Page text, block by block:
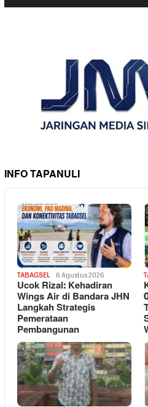
INFO TAPANULI
TABAGSEL 6 Agustus 2026
Ucok Rizal: Kehadiran
Wings Air di Bandara JHN
Langkah Strategis
Pemerataan
Pembangunan